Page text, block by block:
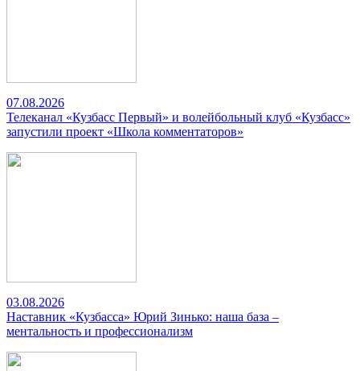
07.08.2026
Телеканал «Кузбасс Первый» и волейбольный клуб «Кузбасс»
запустили проект «Школа комментаторов»
03.08.2026
Наставник «Кузбасса» Юрий Зинько: наша база –
ментальность и профессионализм